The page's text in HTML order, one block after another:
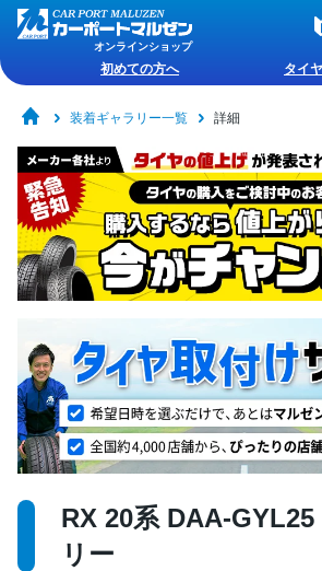
オンラインショップ
初めての方へ タイ
装着ギャラリー一覧 詳細
RX 20系 DAA-
リー